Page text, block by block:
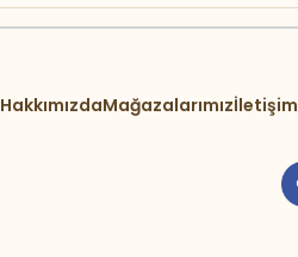
HakkımızdaMağazalarımızİletişim